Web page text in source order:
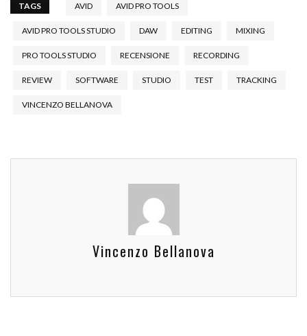
TAGS AVID AVID PRO TOOLS
AVID PRO TOOLS STUDIO DAW EDITING MIXING
PRO TOOLS STUDIO RECENSIONE RECORDING
REVIEW SOFTWARE STUDIO TEST TRACKING
VINCENZO BELLANOVA
Vincenzo Bellanova